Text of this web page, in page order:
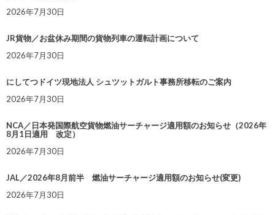
2026年7月30日
JR貨物／お盆休み期間の貨物列車の運転計画について
2026年7月30日
にしてつドイツ現地法人 シュツットガルト事務所移転のご案内
2026年7月30日
NCA／日本発国際航空貨物燃油サーチャージ適用額のお知らせ（2026年
8月1日適用 改定）
2026年7月30日
JAL／2026年8月前半 燃油サーチャージ適用額のお知らせ(変更)
2026年7月30日